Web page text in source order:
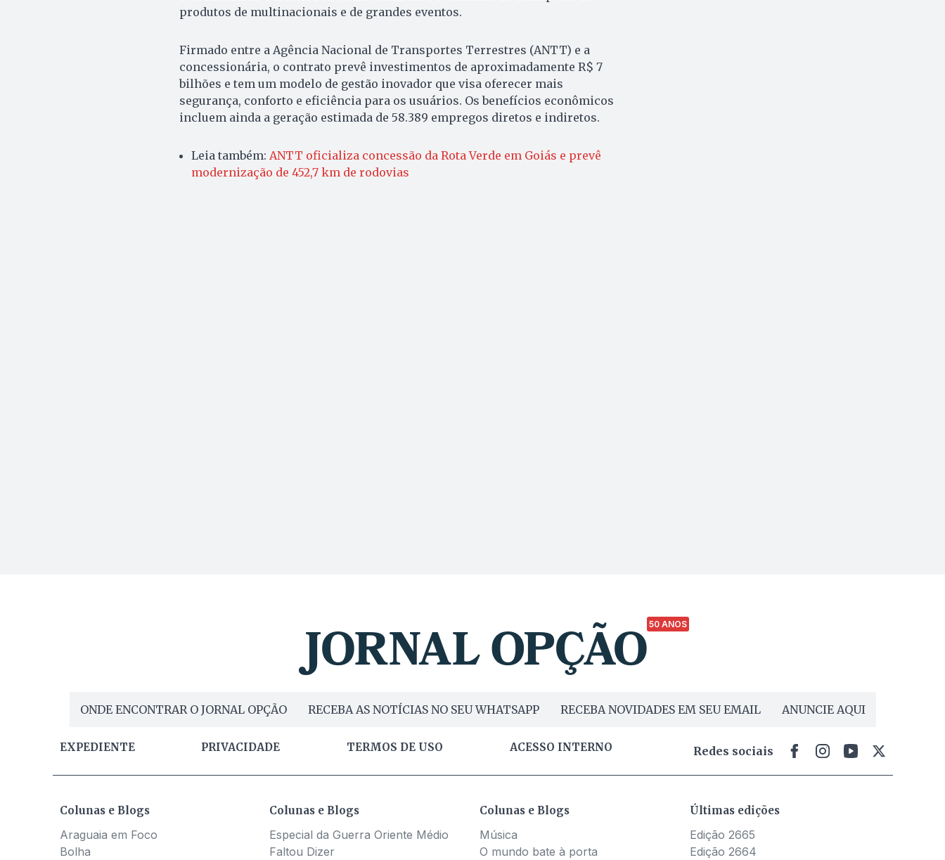
produtos de multinacionais e de grandes eventos.
Firmado entre a Agência Nacional de Transportes Terrestres (ANTT) e a
concessionária, o contrato prevê investimentos de aproximadamente R$ 7
bilhões e tem um modelo de gestão inovador que visa oferecer mais
segurança, conforto e eficiência para os usuários. Os benefícios econômicos
incluem ainda a geração estimada de 58.389 empregos diretos e indiretos.
Leia também: ANTT oficializa concessão da Rota Verde em Goiás e prevê
modernização de 452,7 km de rodovias
50 ANOS
ONDE ENCONTRAR O JORNAL OPÇÃO RECEBA AS NOTÍCIAS NO SEU WHATSAPP RECEBA NOVIDADES EM SEU EMAIL ANUNCIE AQUI
EXPEDIENTE PRIVACIDADE TERMOS DE USO ACESSO INTERNO Redes sociais
Colunas e Blogs
Araguaia em Foco
Bolha
Colunas e Blogs
Especial da Guerra Oriente Médio
Faltou Dizer
Colunas e Blogs
Música
O mundo bate à porta
Últimas edições
Edição 2665
Edição 2664